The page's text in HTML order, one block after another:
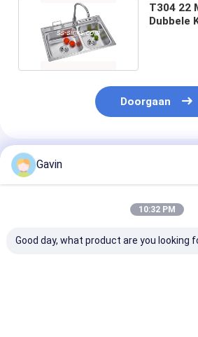
T304 22
Dubbele
Doorgaan
Geadviseerde Producten
Gavin
10:32 PM
Good day, what product are you looking